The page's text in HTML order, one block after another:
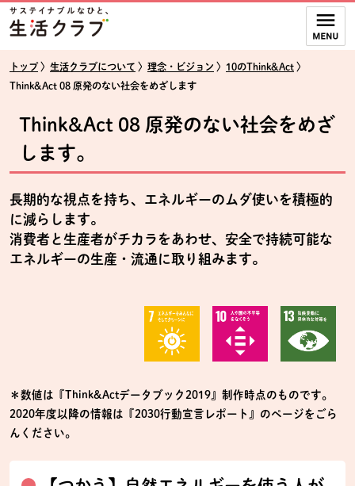
ページの先頭です。
本文へジャンプする。
トップ〉 生活クラブについて 〉 理念・ビジョン 〉 10のThink&Act 〉
Think&Act 08 原発のない社会をめざします
Think&Act 08 原発のない社会をめざ
します。
長期的な視点を持ち、エネルギーのムダ使いを積極的
に減らします。
消費者と生産者がチカラをあわせ、安全で持続可能な
エネルギーの生産・流通に取り組みます。
＊数値は『Think&Actデータブック2019』制作時点のものです。
2020年度以降の情報は『2030行動宣言レポート』のページをごら
んください。